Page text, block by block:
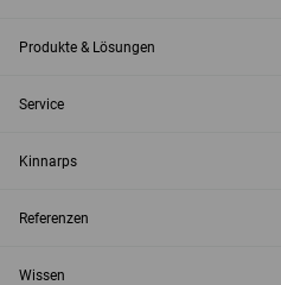
Produkte & Lösungen
Service
Kinnarps
Referenzen
Wissen